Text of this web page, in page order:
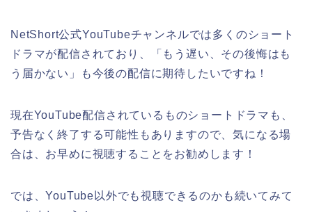
NetShort公式YouTubeチャンネルでは多くのショート
ドラマが配信されており、「もう遅い、その後悔はも
う届かない 」 も今後の配信に期待したいですね！
現在YouTube配信されているものショートドラマも、
予告なく終了する可能性もありますので、気になる場
合は、お早めに視聴することをお勧めします！
では、YouTube以外でも視聴できるのかも続いてみて